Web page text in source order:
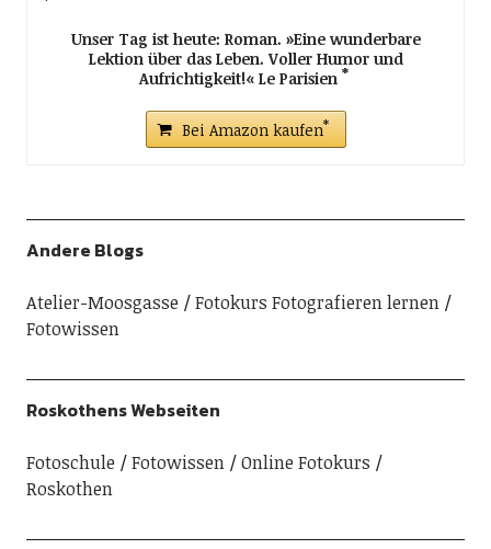
Unser Tag ist heute: Roman. »Eine wunderbare
Lektion über das Leben. Voller Humor und
Aufrichtigkeit!« Le Parisien
Bei Amazon kaufen
Andere Blogs
Atelier-Moosgasse
Fotokurs Fotografieren lernen
Fotowissen
Roskothens Webseiten
Fotoschule Fotowissen
Online Fotokurs
Roskothen